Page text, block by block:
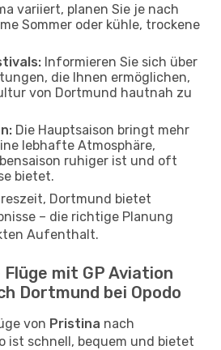
variiert, planen Sie je nach
Sommer oder kühle, trockene
Informieren Sie sich über
die Ihnen ermöglichen,
von Dortmund hautnah zu
Die Hauptsaison bringt mehr
lebhafte Atmosphäre,
ruhiger ist und oft
bietet.
Dortmund bietet
– die richtige Planung
Aufenthalt.
Flüge mit GP Aviation
Dortmund bei Opodo
von Pristina nach
ist schnell, bequem und bietet